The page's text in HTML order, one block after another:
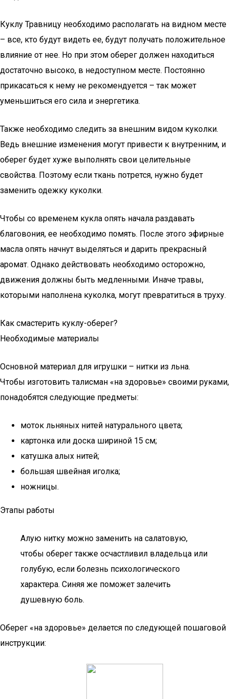
Куклу Травницу необходимо располагать на видном месте
– все, кто будут видеть ее, будут получать положительное
влияние от нее. Но при этом оберег должен находиться
достаточно высоко, в недоступном месте. Постоянно
прикасаться к нему не рекомендуется – так может
уменьшиться его сила и энергетика.
Также необходимо следить за внешним видом куколки.
Ведь внешние изменения могут привести к внутренним, и
оберег будет хуже выполнять свои целительные
свойства. Поэтому если ткань потрется, нужно будет
заменить одежку куколки.
Чтобы со временем кукла опять начала раздавать
благовония, ее необходимо помять. После этого эфирные
масла опять начнут выделяться и дарить прекрасный
аромат. Однако действовать необходимо осторожно,
движения должны быть медленными. Иначе травы,
которыми наполнена куколка, могут превратиться в труху.
Как смастерить куклу-оберег?
Необходимые материалы
Основной материал для игрушки – нитки из льна.
Чтобы изготовить талисман «на здоровье» своими руками,
понадобятся следующие предметы:
моток льняных нитей натурального цвета;
картонка или доска шириной 15 см;
катушка алых нитей;
большая швейная иголка;
ножницы.
Этапы работы
Алую нитку можно заменить на салатовую,
чтобы оберег также осчастливил владельца или
голубую, если болезнь психологического
характера. Синяя же поможет залечить
душевную боль.
Оберег «на здоровье» делается по следующей пошаговой
инструкции: